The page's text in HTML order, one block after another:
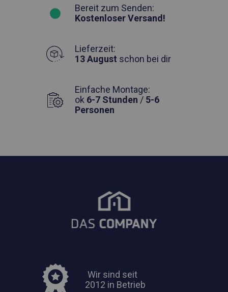
Bereit zum Senden:
Kostenloser Versand!
Lieferzeit:
13 August schon bei dir
Einfache Montage:
ok 6-7 Stunden / 5-6
Personen
Wir sind seit
2012 in Betrieb